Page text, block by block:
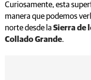
Curiosamente, esta
manera que podemos
norte desde la Sierra de
Collado Grande.